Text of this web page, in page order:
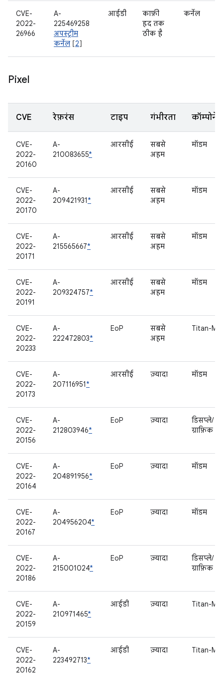
CVE-
2022-
26966
A-
225469258
अपस्ट्रीम
कर्नेल [2]
आईडी
काफ़ी
हद तक
ठीक है
कर्नेल
Pixel
CVE रेफ़रंस टाइप गंभीरता कॉम्पोनेंट
CVE-
2022-
20160
A-
210083655*
आरसीई
सबसे
अहम
मॉडम
CVE-
2022-
20170
A-
209421931*
आरसीई
सबसे
अहम
मॉडम
CVE-
2022-
20171
A-
215565667*
आरसीई
सबसे
अहम
मॉडम
CVE-
2022-
20191
A-
209324757*
आरसीई
सबसे
अहम
मॉडम
CVE-
2022-
20233
A-
222472803*
EoP
सबसे
अहम
Titan-M
CVE-
2022-
20173
A-
207116951*
आरसीई ज़्यादा मॉडम
CVE-
2022-
20156
A-
212803946*
EoP ज़्यादा
डिसप्ले/
ग्राफ़िक
CVE-
2022-
20164
A-
204891956*
EoP ज़्यादा मॉडम
CVE-
2022-
20167
A-
204956204*
EoP ज़्यादा मॉडम
CVE-
2022-
20186
A-
215001024*
EoP ज़्यादा
डिसप्ले/
ग्राफ़िक
CVE-
2022-
20159
A-
210971465*
आईडी ज़्यादा Titan-M
CVE-
2022-
20162
A-
223492713*
आईडी ज़्यादा Titan-M